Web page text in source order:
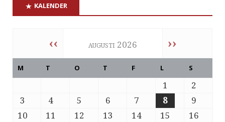
KALENDER
‹‹ augusti 2026 ››
M T O T F L S
1
2
3
4 5 6 7 8
9
10
11 12 13 14 15
16